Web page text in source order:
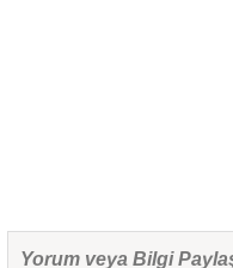
Yorum veya Bilgi